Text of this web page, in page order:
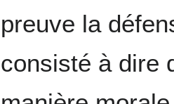
preuve la
consisté à dire